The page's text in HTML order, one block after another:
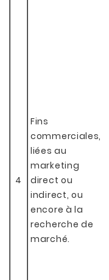
4
Fins
commerciales,
liées au
marketing
direct ou
indirect, ou
encore à la
recherche de
marché.